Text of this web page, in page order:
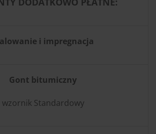
i impregnacja
Gont bitumiczny
wzornik Standardowy